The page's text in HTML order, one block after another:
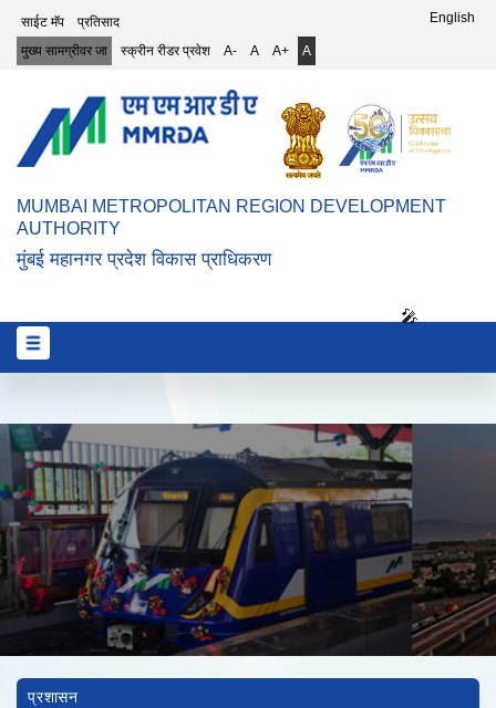
Top Header Menu
साईट मॅप
प्रतिसाद
मुख्य सामग्रीवर जा
स्क्रीन रीडर प्रवेश A- A A+ A
English
MUMBAI METROPOLITAN REGION DEVELOPMENT
AUTHORITY
मुंबई महानगर प्रदेश विकास प्राधिकरण
🎤
Main navigation
प्रशासन